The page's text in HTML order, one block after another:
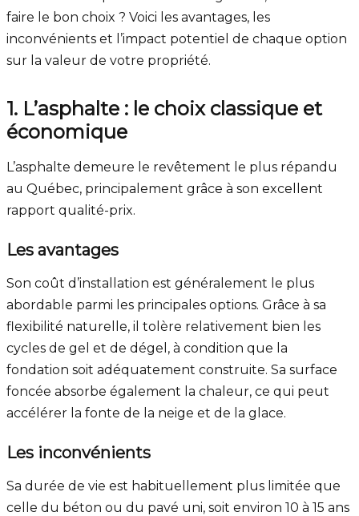
faire le bon choix ? Voici les avantages, les
inconvénients et l’impact potentiel de chaque option
sur la valeur de votre propriété.
1. L’asphalte : le choix classique et
économique
L’asphalte demeure le revêtement le plus répandu
au Québec, principalement grâce à son excellent
rapport qualité-prix.
Les avantages
Son coût d’installation est généralement le plus
abordable parmi les principales options. Grâce à sa
flexibilité naturelle, il tolère relativement bien les
cycles de gel et de dégel, à condition que la
fondation soit adéquatement construite. Sa surface
foncée absorbe également la chaleur, ce qui peut
accélérer la fonte de la neige et de la glace.
Les inconvénients
Sa durée de vie est habituellement plus limitée que
celle du béton ou du pavé uni, soit environ 10 à 15 ans